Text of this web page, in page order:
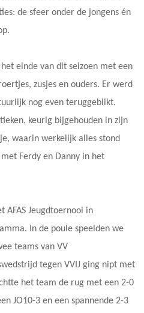
de sfeer onder de jongens én
einde van dit seizoen met een
zusjes en ouders. Er werd
nog even teruggeblikt.
keurig bijgehouden in zijn
waarin werkelijk alles stond
Ferdy en Danny in het
AFAS Jeugdtoernooi in
In de poule speelden we
teams van VV
tegen VVIJ ging nipt met
het team de rug met een 2-0
JO10-3 en een spannende 2-3